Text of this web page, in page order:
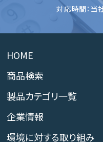
対応時間：当
HOME
商品検索
製品カテゴリ一覧
企業情報
環境に対する取り組み